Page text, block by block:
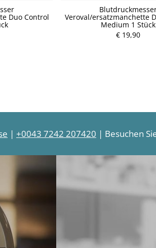
Duo Control Veroval/ersatzmanchette
Medium 1 Stück
€ 19,90
| +0043 7242 207420 | Besuchen